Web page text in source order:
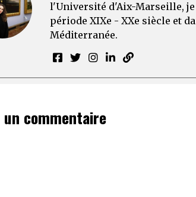
l'Université d'Aix-Marseille,
période XIXe - XXe siècle et
Méditerranée.
un commentaire